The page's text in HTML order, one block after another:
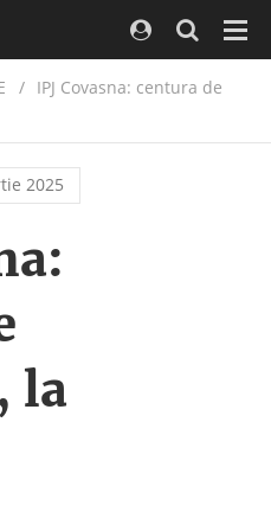
/ IPJ Covasna: centura de
2025
la